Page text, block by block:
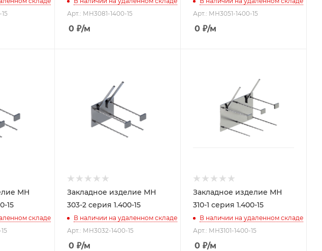
Арт.: МН3081-1400-15
0₽/м
Арт.: МН3051-1400-15
0₽/м
МН
15
складе
Закладное изделие МН
303-2 серия 1.400-15
В наличии на удаленном складе
Арт.: МН3032-1400-15
0₽/м
Закладное изделие МН
310-1 серия 1.400-15
В наличии на удаленном складе
Арт.: МН3101-1400-15
0₽/м